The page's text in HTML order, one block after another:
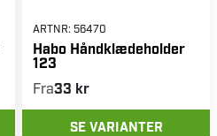
ARTNR: 56470
Habo Håndklædeholder
123
Fra33 kr
SE VARIANTER